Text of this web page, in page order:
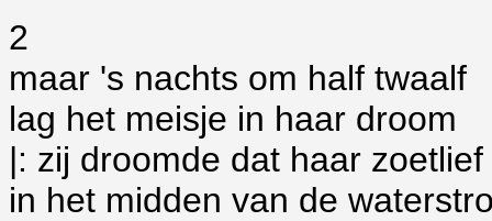
2
maar 's nachts om half twaalf
lag het meisje in haar droom
|: zij droomde dat haar
in het midden van de